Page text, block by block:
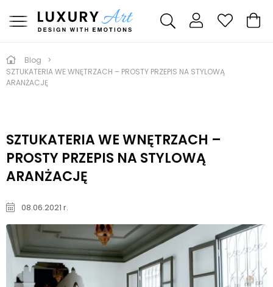
Blog
SZTUKATERIA WE WNĘTRZACH – PROSTY PRZEPIS NA STYLOWĄ
ARANŻACJĘ
SZTUKATERIA WE WNĘTRZACH –
PROSTY PRZEPIS NA STYLOWĄ
ARANŻACJĘ
08.06.2021 r.